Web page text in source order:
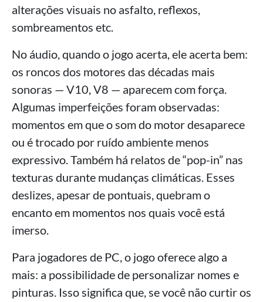
alterações visuais no asfalto, reflexos,
sombreamentos etc.
No áudio, quando o jogo acerta, ele acerta bem:
os roncos dos motores das décadas mais
sonoras — V10, V8 — aparecem com força.
Algumas imperfeições foram observadas:
momentos em que o som do motor desaparece
ou é trocado por ruído ambiente menos
expressivo. Também há relatos de “pop-in” nas
texturas durante mudanças climáticas. Esses
deslizes, apesar de pontuais, quebram o
encanto em momentos nos quais você está
imerso.
Para jogadores de PC, o jogo oferece algo a
mais: a possibilidade de personalizar nomes e
pinturas. Isso significa que, se você não curtir os